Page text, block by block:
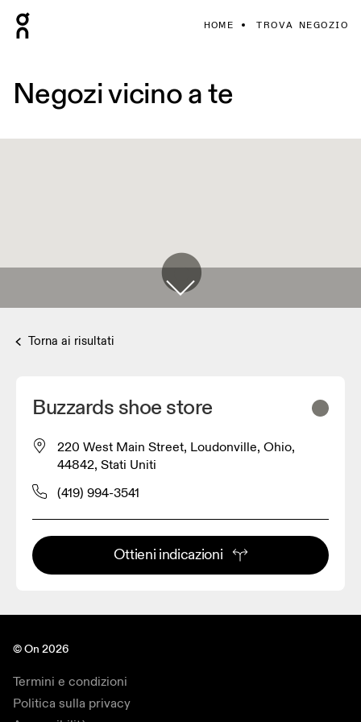
HOME TROVA NEGOZIO
Negozi vicino a te
Torna ai risultati
Buzzards shoe store
220 West Main Street, Loudonville, Ohio,
44842, Stati Uniti
(419) 994-3541
Ottieni indicazioni
© On 2026
Termini e condizioni
Politica sulla privacy